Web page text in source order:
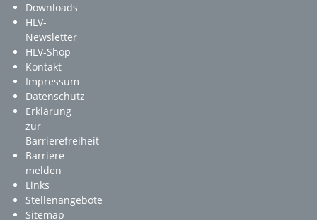
Downloads
HLV-
Newsletter
HLV-Shop
Kontakt
Impressum
Datenschutz
Erklärung
zur
Barrierefreiheit
Barriere
melden
Links
Stellenangebote
Sitemap